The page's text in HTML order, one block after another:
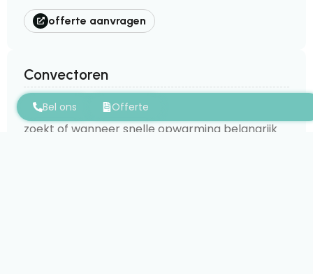
offerte aanvragen
Convectoren
Convectoren geven snel warmte en zijn
interessant wanneer u een compacte oplossing
zoekt of wanneer snelle opwarming belangrijk
Bel ons Offerte